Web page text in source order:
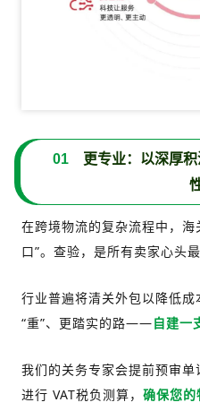
01
更专业：以深厚
在跨境物流的复杂流程中，
口”。查验，是所有卖家心头
行业普遍将清关外包以降低
“重”、更踏实的路——自建一
我们的关务专家会提前预审
进行 VAT税负测算， 确保您